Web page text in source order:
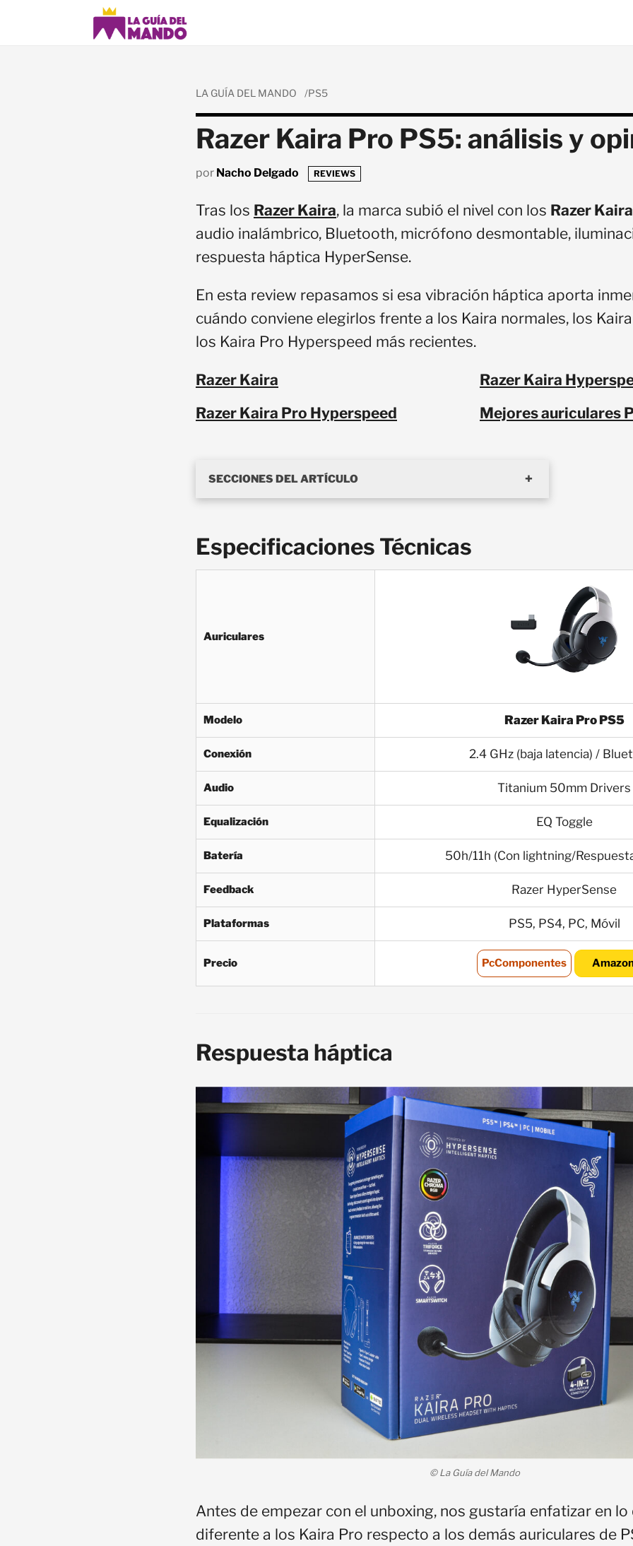
LA GUÍA DEL MANDO PS5
Razer Kaira Pro PS5: análisis y
por Nacho Delgado REVIEWS
Tras los Razer Kaira, la marca subió el nivel con los Razer
audio inalámbrico, Bluetooth, micrófono desmontable,
respuesta háptica HyperSense.
En esta review repasamos si esa vibración háptica aporta
cuándo conviene elegirlos frente a los Kaira normales, los
los Kaira Pro Hyperspeed más recientes.
Razer Kaira
Razer Kaira
Razer Kaira Pro Hyperspeed
Mejores auriculares
SECCIONES DEL ARTÍCULO
Especificaciones Técnicas
Auriculares
Modelo Razer Kaira Pro PS5
Conexión 2.4 GHz (baja latencia) /
Audio Titanium 50mm Drivers
Equalización EQ Toggle
Batería 50h/11h (Con lightning/
Feedback Razer HyperSense
Plataformas PS5, PS4, PC, Móvil
Precio PcComponentes
Respuesta háptica
© La Guía del Mando
Antes de empezar con el unboxing, nos gustaría enfatizar en lo
diferente a los Kaira Pro respecto a los demás auriculares de